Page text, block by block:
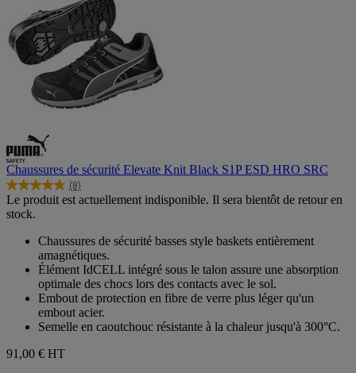
Chaussures de sécurité Elevate Knit Black S1P ESD HRO SRC
(8)
4.9
sur
5
étoiles.
Le produit est actuellement indisponible. Il sera bientôt de retour en
stock.
Chaussures de sécurité basses style baskets entièrement
amagnétiques.
Élément IdCELL intégré sous le talon assure une absorption
optimale des chocs lors des contacts avec le sol.
Embout de protection en fibre de verre plus léger qu'un
embout acier.
Semelle en caoutchouc résistante à la chaleur jusqu'à 300°C.
91,00 € HT